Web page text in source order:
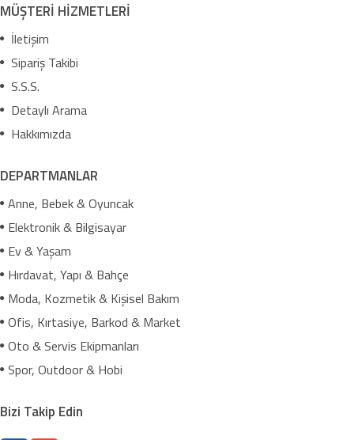
MÜŞTERİ HİZMETLERİ
İletişim
Sipariş Takibi
S.S.S.
Detaylı Arama
Hakkımızda
DEPARTMANLAR
Anne, Bebek & Oyuncak
Elektronik & Bilgisayar
Ev & Yaşam
Hırdavat, Yapı & Bahçe
Moda, Kozmetik & Kişisel Bakım
Ofis, Kırtasiye, Barkod & Market
Oto & Servis Ekipmanları
Spor, Outdoor & Hobi
Bizi Takip Edin